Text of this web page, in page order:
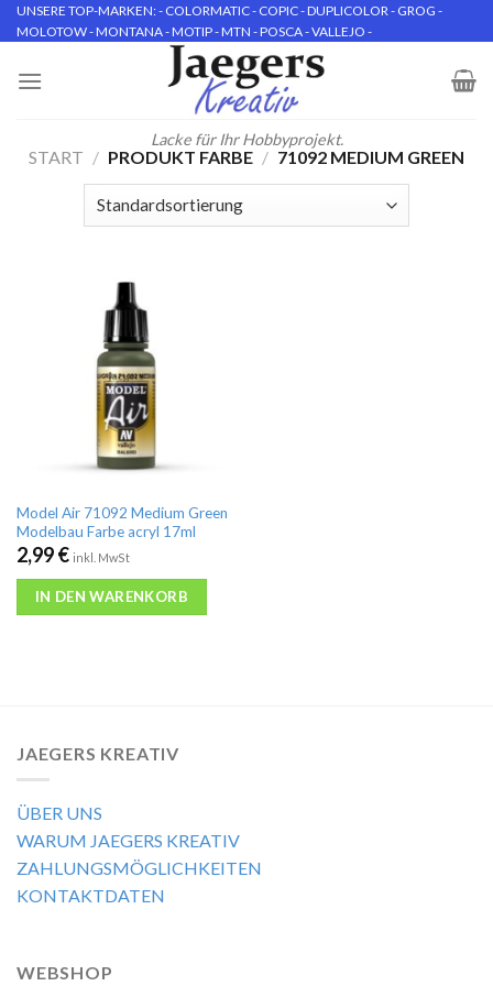
Skip
to
UNSERE TOP-MARKEN: - COLORMATIC - COPIC - DUPLICOLOR - GROG -
MOLOTOW - MONTANA - MOTIP - MTN - POSCA - VALLEJO -
Lacke für Ihr Hobbyprojekt.
START / PRODUKT FARBE / 71092 MEDIUM GREEN
Model Air 71092 Medium Green
Modelbau Farbe acryl 17ml
2,99€ inkl. MwSt
IN DEN WARENKORB
JAEGERS KREATIV
ÜBER UNS
WARUM JAEGERS KREATIV
ZAHLUNGSMÖGLICHKEITEN
KONTAKTDATEN
WEBSHOP